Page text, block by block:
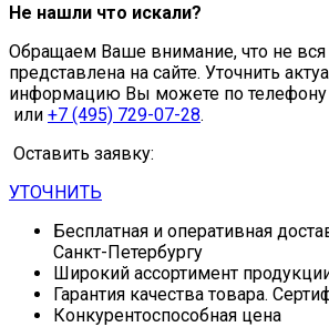
Не нашли что искали?
Обращаем Ваше внимание, что не вся
представлена на сайте. Уточнить
информацию Вы можете по телефону
или +7 (495) 729-07-28.
Оставить заявку:
УТОЧНИТЬ
Бесплатная и оперативная
Санкт-Петербургу
Широкий ассортимент
Гарантия качества товара.
Конкурентоспособная цена